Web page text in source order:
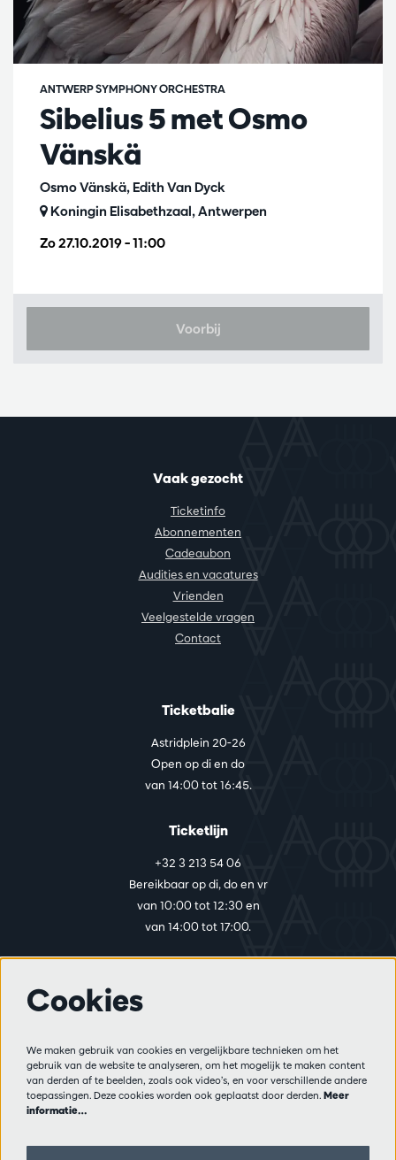
Sibelius 5 met Osmo
Vänskä
Osmo Vänskä, Edith Van Dyck
ANTWERP SYMPHONY ORCHESTRA
Zo 27.10.2019– 11:00
Koningin Elisabethzaal, Antwerpen
Voorbij
Vaak gezocht
Ticketinfo
Abonnementen
Cadeaubon
Audities en vacatures
Vrienden
Veelgestelde vragen
Contact
Ticketbalie
Astridplein 20-26
Open op di en do
van 14:00 tot 16:45.
Ticketlijn
+32 3 213 54 06
Bereikbaar op di, do en vr
van 10:00 tot 12:30 en
van 14:00 tot 17:00.
Privacy
Verkoopsvoorwaarden
Pers
Cookies
We maken gebruik van cookies en vergelijkbare technieken om het
gebruik van de website te analyseren, om het mogelijk te maken content
van derden af te beelden, zoals ook video’s, en voor verschillende andere
toepassingen. Deze cookies worden ook geplaatst door derden. Meer
informatie…